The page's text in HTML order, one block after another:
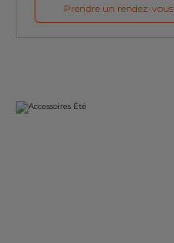
Prendre un rendez-vous